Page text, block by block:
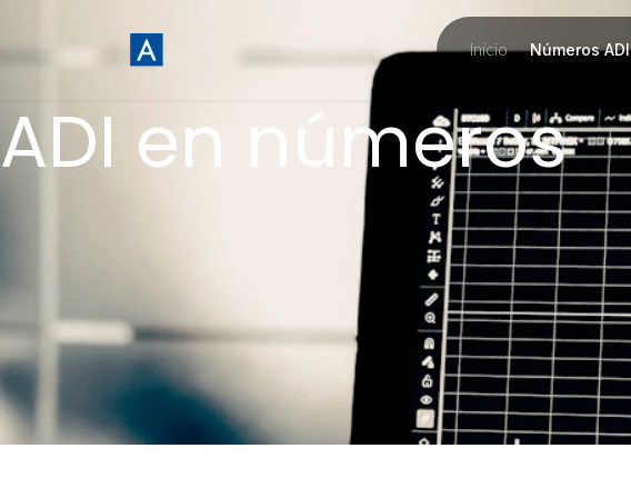
Inicio Números ADI
ADI en números